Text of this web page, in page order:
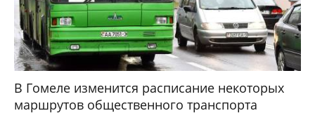
В Гомеле изменится расписание некоторых
маршрутов общественного транспорта